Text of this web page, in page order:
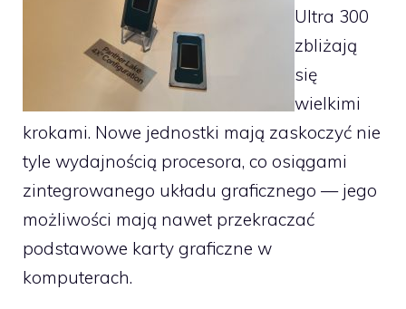
Ultra 300
zbliżają
się
wielkimi
krokami. Nowe jednostki mają zaskoczyć nie
tyle wydajnością procesora, co osiągami
zintegrowanego układu graficznego — jego
możliwości mają nawet przekraczać
podstawowe karty graficzne w
komputerach.